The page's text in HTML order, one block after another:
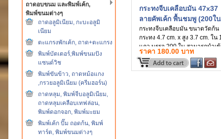
ถาดอบขนม และพิมพ์เค้ก,
พิมพ์ขนมต่างๆ
ถาดอลูมิเนียม, กะบะอลูมิ
เนียม
ตะแกรงพักเค้ก, ถาด+ตะแกรง
พิมพ์บัตเตอร์,พิมพ์ขนมปัง
แซนด์วิช
พิมพ์ขันข้าว, ถาดหม้อแกง
,กรวยอลูมิเนียม (ครีมฮอร์น)
ถาดหลุม, พิมพ์จีบอลูมิเนียม,
ถาดหลุมเคลือบเทฟล่อน,
พิมพ์ดอกจอก, พิมพ์มะยม
พิมพ์เค้ก ปั๊ม ถอดก้น, พิมพ์
ทาร์ต, พิมพ์ขนมต่างๆ
กระทงจีบเคลือบมัน 47x37
ลายคัพเค้ก พื้นชมพู (200ใ
แถว)
กระทงจีบเคลือบมัน ขนาดวัดก้น
กระทง 4.7 cm. x สูง 3.7 cm. ใน
แถว บรรจุ 200 ใบ สามารถนำเ
เตาอบได้เลยโดยไม่ต้องรองพิมพ์
หรือใช้เป็นถ้วยรองขนม คุ้กกี้ อา
หรือน้ำซอสได้ เนื่องจากเป็นกระ
ราคา 180.00 บาท